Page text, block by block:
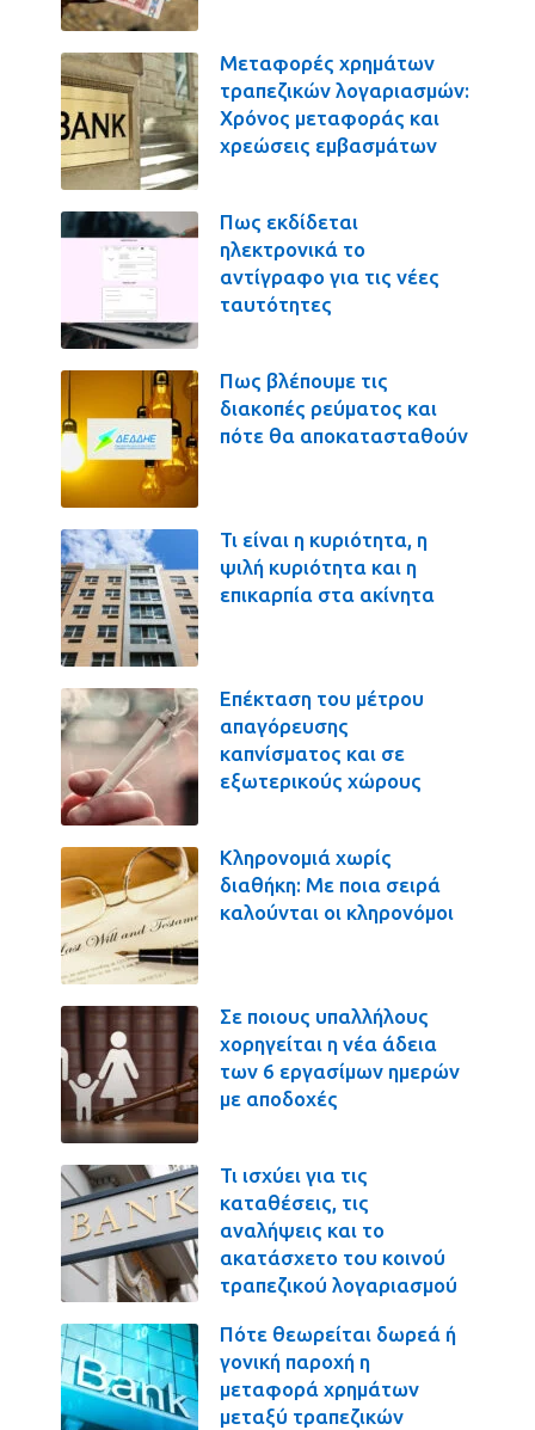
Μεταφορές χρημάτων
τραπεζικών λογαριασμών:
Χρόνος μεταφοράς και
χρεώσεις εμβασμάτων
Πως εκδίδεται
ηλεκτρονικά το
αντίγραφο για τις νέες
ταυτότητες
Πως βλέπουμε τις
διακοπές ρεύματος και
πότε θα αποκατασταθούν
Τι είναι η κυριότητα, η
ψιλή κυριότητα και η
επικαρπία στα ακίνητα
Επέκταση του μέτρου
απαγόρευσης
καπνίσματος και σε
εξωτερικούς χώρους
Κληρονομιά χωρίς
διαθήκη: Με ποια σειρά
καλούνται οι κληρονόμοι
Σε ποιους υπαλλήλους
χορηγείται η νέα άδεια
των 6 εργασίμων ημερών
με αποδοχές
Τι ισχύει για τις
καταθέσεις, τις
αναλήψεις και το
ακατάσχετο του κοινού
τραπεζικού λογαριασμού
Πότε θεωρείται δωρεά ή
γονική παροχή η
μεταφορά χρημάτων
μεταξύ τραπεζικών